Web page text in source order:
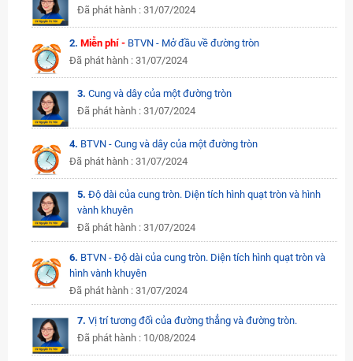
Đã phát hành : 31/07/2024
2.Miễn phí - BTVN - Mở đầu về đường tròn
Đã phát hành : 31/07/2024
3. Cung và dây của một đường tròn
Đã phát hành : 31/07/2024
4. BTVN - Cung và dây của một đường tròn
Đã phát hành : 31/07/2024
5. Độ dài của cung tròn. Diện tích hình quạt tròn và hình
vành khuyên
Đã phát hành : 31/07/2024
6. BTVN - Độ dài của cung tròn. Diện tích hình quạt tròn và
hình vành khuyên
Đã phát hành : 31/07/2024
7. Vị trí tương đối của đường thẳng và đường tròn.
Đã phát hành : 10/08/2024